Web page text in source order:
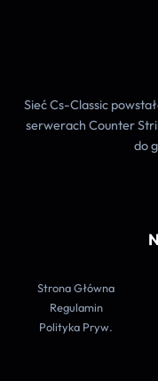
Sieć Cs-Classic
serwerach Counter
do
Strona Główna
Regulamin
Polityka Pryw.